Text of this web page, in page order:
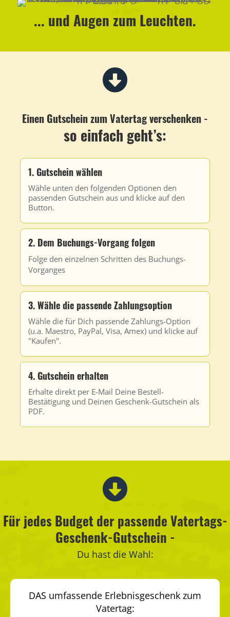
... und Augen zum Leuchten.
Einen Gutschein zum Vatertag verschenken -
so einfach geht’s:
1. Gutschein wählen
Wähle unten den folgenden Optionen den
passenden Gutschein aus und klicke auf den
Button.
2. Dem Buchungs-Vorgang folgen
Folge den einzelnen Schritten des Buchungs-
Vorganges
3. Wähle die passende Zahlungsoption
Wähle die für Dich passende Zahlungs-Option
(u.a. Maestro, PayPal, Visa, Amex) und klicke auf
"Kaufen".
4. Gutschein erhalten
Erhalte direkt per E-Mail Deine Bestell-
Bestätigung und Deinen Geschenk-Gutschein als
PDF.
Für jedes Budget der passende Vatertags-
Geschenk-Gutschein -
Du hast die Wahl:
DAS umfassende Erlebnisgeschenk zum
Vatertag: